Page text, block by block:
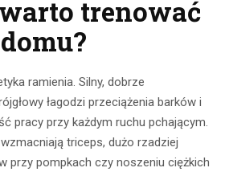
trenować
ramienia. Silny, dobrze
łagodzi przeciążenia barków i
pracy przy każdym ruchu pchającym.
triceps, dużo rzadziej
przy pompkach czy noszeniu ciężkich